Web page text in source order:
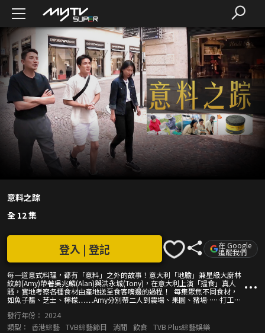
意料之踪
全 12 集
每一道意式料理，都有「意料」之外的故事！意大利「地膽」兼星級大廚林
紋蔚(Amy)帶著吳兆麟(Alan)與洪永城(Tony)，在意大利上演「搵食」真人
騷，實地考察各種食材由產地送至食客嘴邊的過程！ 每集聚焦不同食材，
如魚子醬、芝士、檸檬……Amy分別帶二人到農場、果園、豬場……打工，
特色菜，發掘食材背後的故事，及「意料」之外的人情味！
登入 | 登記 在 Google
追蹤我們
發行年份： 2024
類型：
香港綜藝 TVB綜藝節目 消閒 飲食 TVB Plus綜藝娛樂